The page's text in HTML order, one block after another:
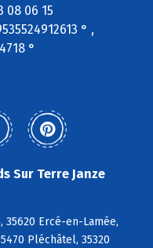
08 06 15
° ,
°
Sur Terre Janze
35620 Ercé-en-Lamée,
Pléchâtel, 35320